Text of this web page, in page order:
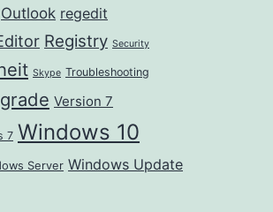
Outlook regedit
Registry Security
Skype Troubleshooting
Version 7
7 Windows 10
Server Windows Update